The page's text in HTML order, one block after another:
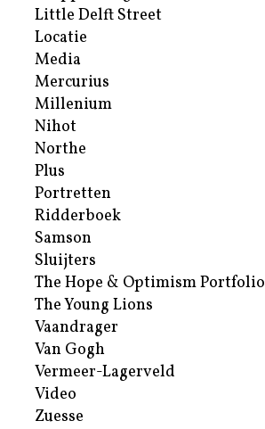
Little Delft Street
Locatie
Media
Mercurius
Millenium
Nihot
Northe
Plus
Portretten
Ridderboek
Samson
Sluijters
The Hope & Optimism Portfolio
The Young Lions
Vaandrager
Van Gogh
Vermeer-Lagerveld
Video
Zuesse